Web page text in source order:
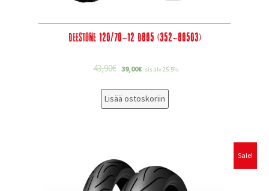
Deestone 120/70-12 D805 (352-80503)
43,90€ 39,00€ sis alv 25.5%
Lisää ostoskoriin
Sale!